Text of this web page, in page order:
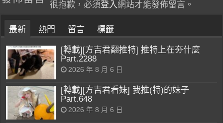
很抱歉，必須登入網站才能發佈留言。
最新 熱門 留言 標籤
[轉載][方吉君翻推特] 推特上在夯什麼
Part.2288
2026 年 8 月 6 日
[轉載][方吉君看妹] 我推(特)的妹子
Part.648
2026 年 8 月 6 日